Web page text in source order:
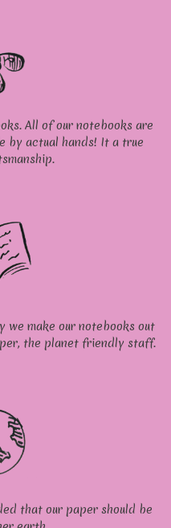
All of our notebooks are
by actual hands! It a true
we make our notebooks out
the planet friendly staff.
that our paper should be